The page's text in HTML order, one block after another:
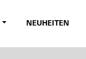
NEUHEITEN